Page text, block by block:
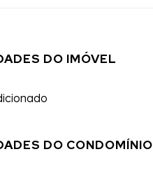
DO IMÓVEL
DO CONDOMÍNIO